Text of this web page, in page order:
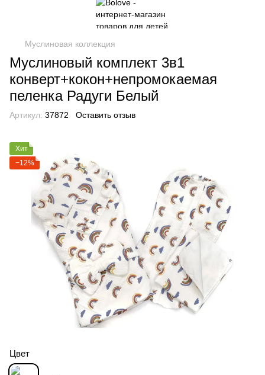
Муслиновая коллекция
Муслиновый комплект 3в1
конверт+кокон+непромокаемая
пеленка Радуги Белый
Артикул: 37872 Оставить отзыв
Хит
−12%
Цвет